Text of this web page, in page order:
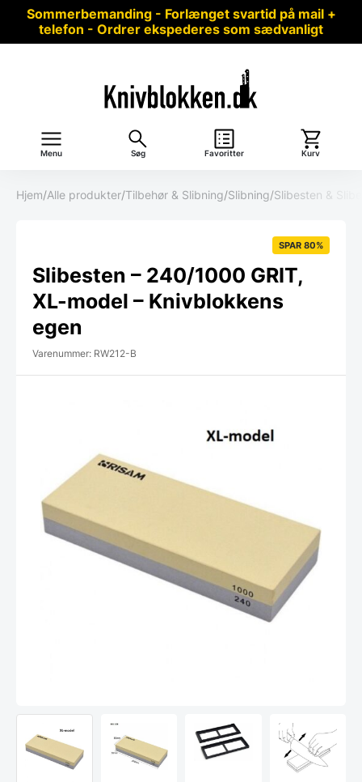
Sommerbemanding - Forlænget svartid på mail +
telefon - Ordrer ekspederes som sædvanligt
Menu Søg Favoritter Kurv
Hjem/Alle produkter/Tilbehør & Slibning/Slibning/Slibesten &
SPAR 80%
Slibesten – 240/1000 GRIT,
XL-model – Knivblokkens
egen
Varenummer: RW212-B